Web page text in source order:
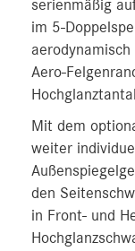
serienmäßig
im 5-
Aero-
Mit dem
weiter
den
in Front- und